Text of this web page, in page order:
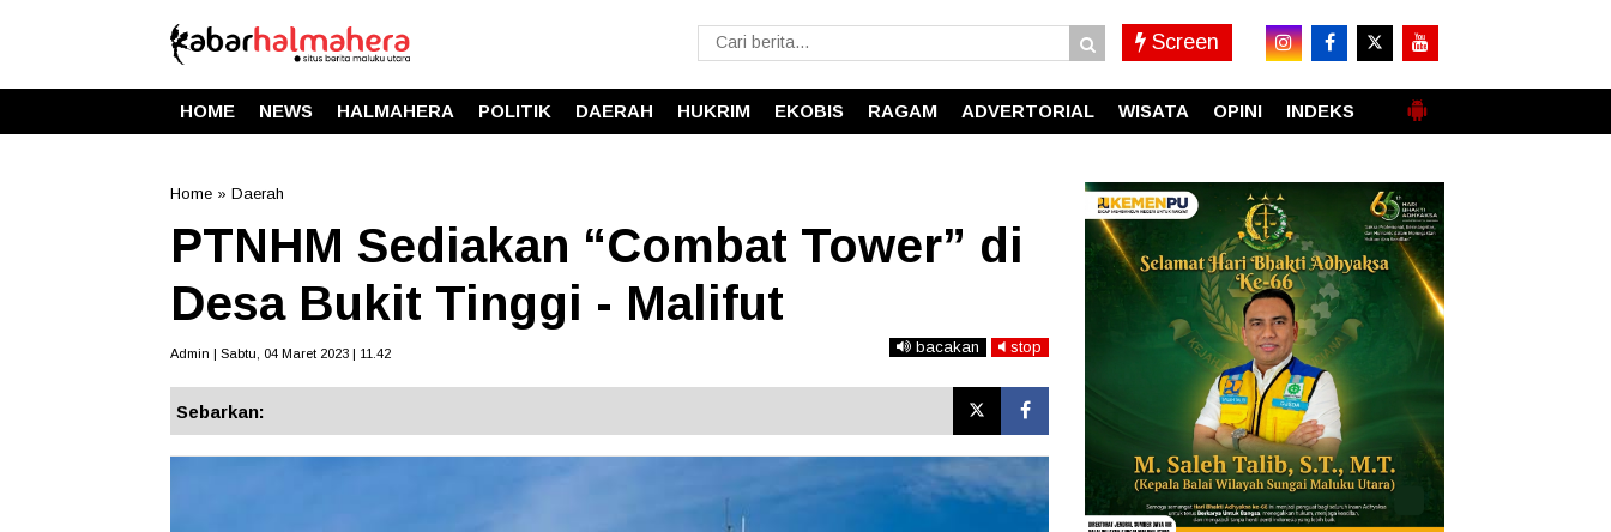
Screen
HOME NEWS HALMAHERA POLITIK DAERAH HUKRIM EKOBIS RAGAM ADVERTORIAL WISATA OPINI INDEKS
Home » Daerah
PTNHM Sediakan “Combat Tower” di
Desa Bukit Tinggi - Malifut
Admin | Sabtu, 04 Maret 2023 | 11.42 bacakan stop
Sebarkan: